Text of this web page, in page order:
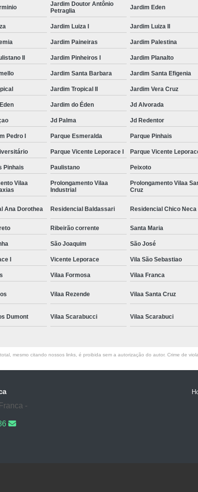
Jardim Doutor Antônio
Petraglia
Jardim Eden
Jardim Luiza I Jardim Luiza II
Jardim Paineiras Jardim Palestina
II Jardim Pinheiros I Jardim Planalto
Jardim Santa Barbara Jardim Santa Efigenia
Jardim Tropical II Jardim Vera Cruz
Jardim do Éden Jd Alvorada
Jd Palma Jd Redentor
Pedro I Parque Esmeralda Parque Pinhais
Parque Vicente Leporace I Parque Vicente Leporace
Pinhais Paulistano Peixoto
Vilaa
Prolongamento Vilaa
Industrial
Prolongamento Vilaa
Cruz
Ana Dorothea Residencial Baldassari Residencial Chico Neca
Ribeirão corrente Santa Maria
São Joaquim São José
I Vicente Leporace Vila São Sebastiao
Vilaa Formosa Vilaa Franca
Vilaa Rezende Vilaa Santa Cruz
Dumont Vilaa Scarabucci Vilaa Scarabuci
mesmo citando nossos links, é proibida sem a autorização do autor. Crime de
-